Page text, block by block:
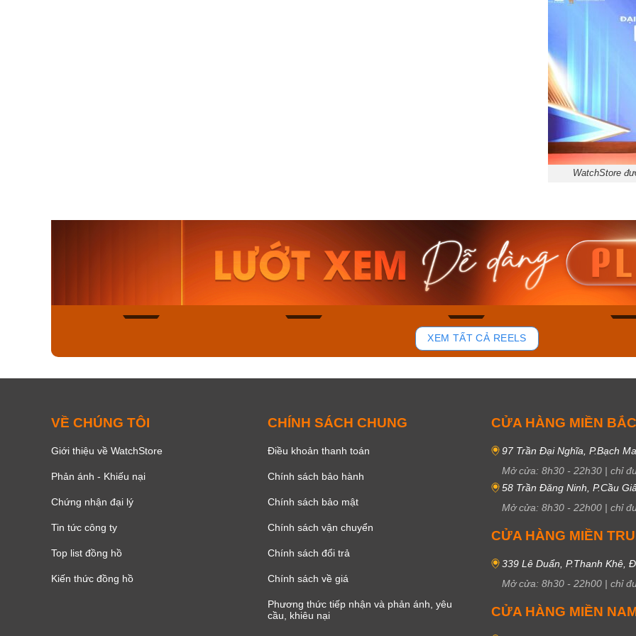
WatchStore
Casio Nam MTS-
115D-1AVDF
2.823.000₫
2.399.550₫
Mua ngay
39
Casio Nam MTS-
RS100L-1AVDF
4.276.000₫
3.634.600₫
Casio
230EL-
Mua
XEM TẤT CẢ REELS
VỀ CHÚNG TÔI
Giới thiệu về WatchStore
Phản ánh - Khiếu nại
Chứng nhận đại lý
Tin tức công ty
Top list đồng hồ
Kiến thức đồng hồ
CHÍNH SÁCH CHUNG
Điều khoản thanh toán
Chính sách bảo hành
Chính sách bảo mật
Chính sách vận chuyển
Chính sách đổi trả
Chính sách về giá
Phương thức tiếp nhận và phản ánh, yêu
cầu, khiêu nại
CỬA HÀNG MIỀN BẮC
97 Trần Đại Nghĩa, P.Bạch
Mở cửa: 8h30 - 22h30 | chỉ
58 Trần Đăng Ninh, P.Cầu
Mở cửa: 8h30 - 22h00 | chỉ
CỬA HÀNG MIỀN
339 Lê Duẩn, P.Thanh Khê,
Mở cửa: 8h30 - 22h00 | chỉ
CỬA HÀNG MIỀN